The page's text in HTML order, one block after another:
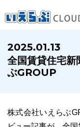
賃貸仲介
2025.01.13
全国賃貸住宅
ぶGROUP
株式会社いえらぶ